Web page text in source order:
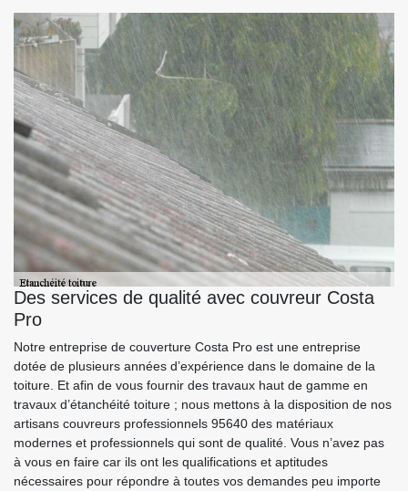
Des services de qualité avec couvreur Costa
Pro
Notre entreprise de couverture Costa Pro est une entreprise
dotée de plusieurs années d’expérience dans le domaine de la
toiture. Et afin de vous fournir des travaux haut de gamme en
travaux d’étanchéité toiture ; nous mettons à la disposition de nos
artisans couvreurs professionnels 95640 des matériaux
modernes et professionnels qui sont de qualité. Vous n’avez pas
à vous en faire car ils ont les qualifications et aptitudes
nécessaires pour répondre à toutes vos demandes peu importe